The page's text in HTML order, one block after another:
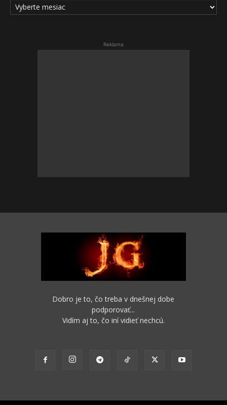
ČLÁNKOV
Reklama
Dobro je to, čo treba v dnešnej dobe
podporovať...
Vidím aj to, čo iní vidieť nechcú.